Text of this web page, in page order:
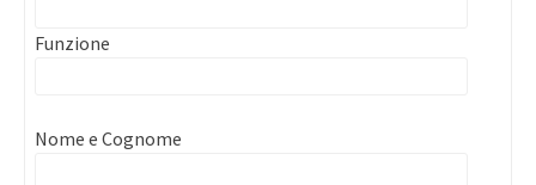
Funzione
Nome e Cognome